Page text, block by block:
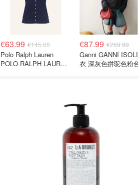
€63.99 €145.00
Polo Ralph Lauren
POLO RALPH LAUREN
€87.99 €269.99
Ganni GANNI
衣 深灰色拼驼色粉